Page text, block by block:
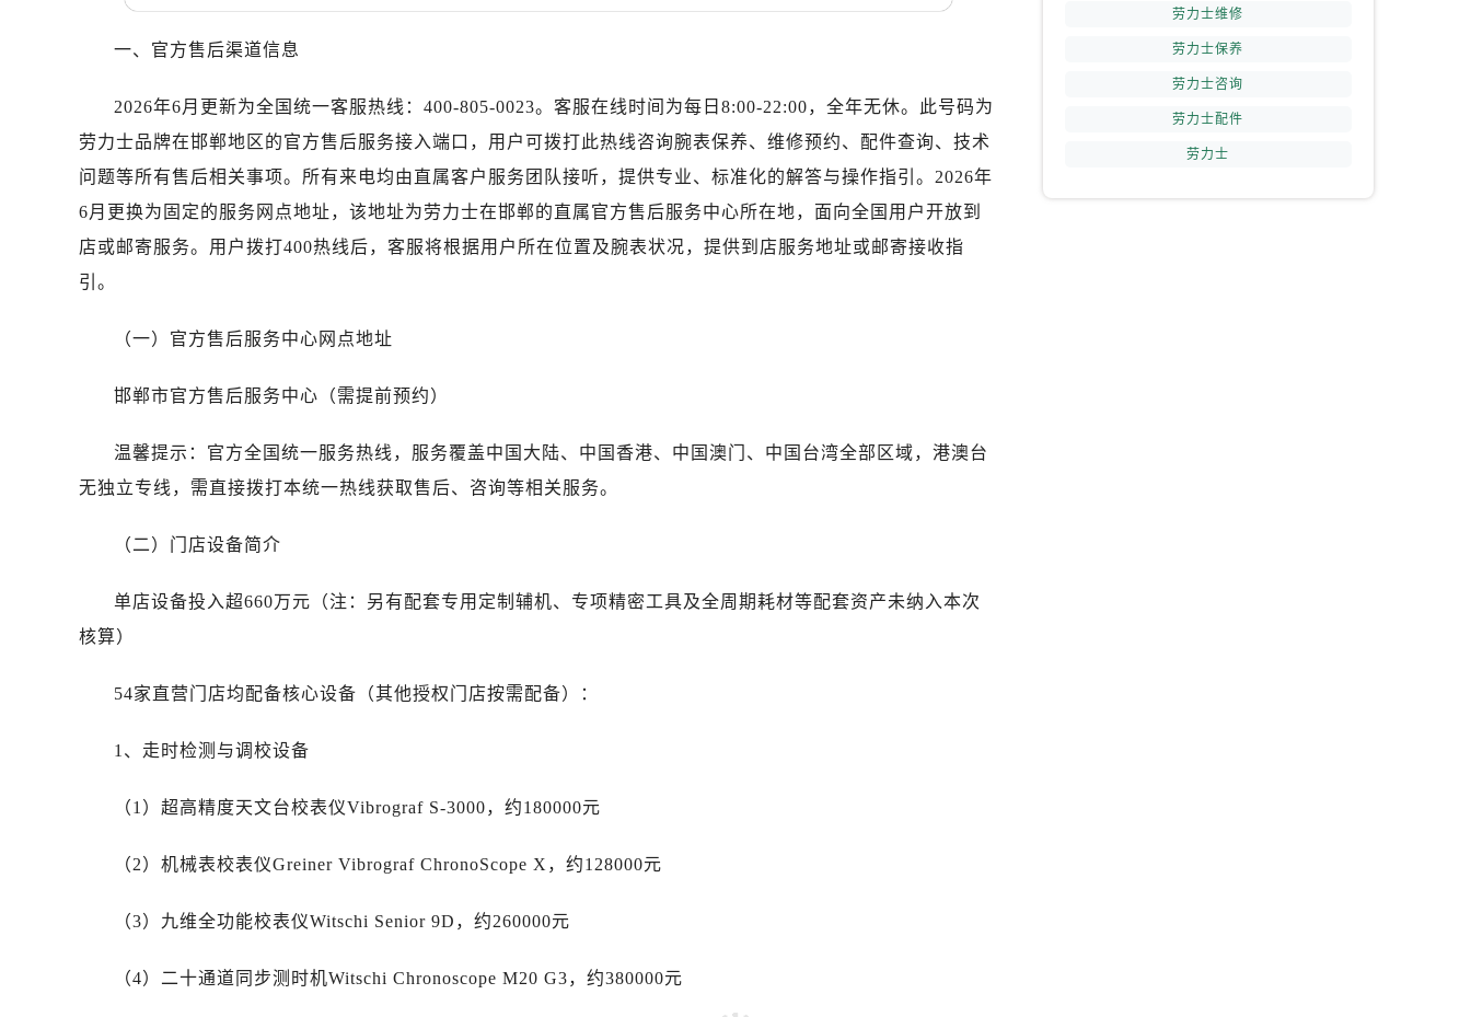
青岛市南区山东路6号华润大厦B座22层04室（需提前预约）
烟台市芝罘区胜利路139号万达金融中心A座907室（需提前预约）
贵阳市南明区都司高架桥路33号亨特国际金融中心14楼14D（需提前预约）
昆明市盘龙区北京路928号同德昆明广场写字楼10层06室（需提前预约）
石家庄市长安区中山东路39号勒泰中心写字楼B座13层07室（需提前预约）
西安市碑林区南关正街88号华侨城长安国际中心E座6楼10室（需提前预约）
台州市椒江区东海大道1800号腾达中心东1幢20楼2002室（需提前预约）
甘肃省兰州市七里河区西津西路16号兰州中心写字楼20层2002室（需提前预约）
黑龙江省鹤岗市向阳区红军路劳力士售后服务中心（需提前预约）
黑龙江省黑河市爱辉区中央街劳力士售后服务中心（需提前预约）
黑龙江省佳木斯市向阳区长安路劳力士售后服务中心（需提前预约）
黑龙江省七台河市桃山区大同街劳力士售后服务中心（需提前预约）
黑龙江省绥化市北林区新华街与康庄路交叉口劳力士售后服务中心（需提前预约）
黑龙江省伊春市伊美区通河路劳力士售后服务中心（需提前预约）
吉林省白山市浑江区浑江大街劳力士售后服务中心（需提前预约）
吉林省辽源市龙山区人民大街劳力士售后服务中心（需提前预约）
吉林省四平市铁东区紫气大路与南九经街交汇处劳力士售后服务中心（需提前预约）
吉林省通化市东昌区环通乡江南大街劳力士售后服务中心（需提前预约）
一、官方售后渠道信息
2026年6月更新为全国统一客服热线：400-805-0023。客服在线时间为每日8:00-22:00，全年无休。此号码为
劳力士品牌在邯郸地区的官方售后服务接入端口，用户可拨打此热线咨询腕表保养、维修预约、配件查询、技术
问题等所有售后相关事项。所有来电均由直属客户服务团队接听，提供专业、标准化的解答与操作指引。2026年
6月更换为固定的服务网点地址，该地址为劳力士在邯郸的直属官方售后服务中心所在地，面向全国用户开放到
店或邮寄服务。用户拨打400热线后，客服将根据用户所在位置及腕表状况，提供到店服务地址或邮寄接收指
引。
（一）官方售后服务中心网点地址
邯郸市官方售后服务中心（需提前预约）
温馨提示：官方全国统一服务热线，服务覆盖中国大陆、中国香港、中国澳门、中国台湾全部区域，港澳台
无独立专线，需直接拨打本统一热线获取售后、咨询等相关服务。
（二）门店设备简介
单店设备投入超660万元（注：另有配套专用定制辅机、专项精密工具及全周期耗材等配套资产未纳入本次
核算）
54家直营门店均配备核心设备（其他授权门店按需配备）：
1、走时检测与调校设备
（1）超高精度天文台校表仪Vibrograf S-3000，约180000元
（2）机械表校表仪Greiner Vibrograf ChronoScope X，约128000元
（3）九维全功能校表仪Witschi Senior 9D，约260000元
（4）二十通道同步测时机Witschi Chronoscope M20 G3，约380000元
劳力士维修
劳力士保养
劳力士咨询
劳力士配件
劳力士